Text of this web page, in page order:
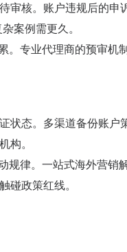
审核。账户违规后的申
案例需更久。
。专业代理商的预审机
状态。多渠道备份账
构。
律。一站式海外营销
碰政策红线。